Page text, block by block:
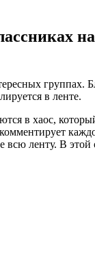
группах.
в ленте.
в хаос,
ленту. В